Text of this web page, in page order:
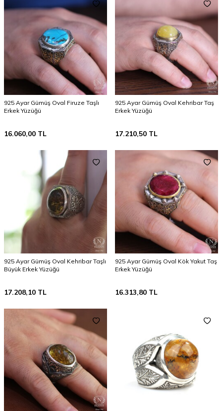
925 Ayar Gümüş Oval Firuze Taşlı
Erkek Yüzüğü
16.060,00 TL
925 Ayar Gümüş Oval Kehribar Taş
Erkek Yüzüğü
17.210,50 TL
925 Ayar Gümüş Oval Kehribar Taşlı
Büyük Erkek Yüzüğü
17.208,10 TL
925 Ayar Gümüş Oval Kök Yakut Taş
Erkek Yüzüğü
16.313,80 TL